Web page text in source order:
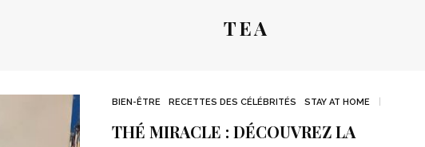
TEA
BIEN-ÊTRE RECETTES DES CÉLÉBRITÉS STAY AT HOME
THÉ MIRACLE : DÉCOUVREZ LA